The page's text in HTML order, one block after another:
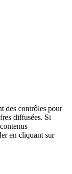
des contrôles pour
diffusées. Si
en cliquant sur